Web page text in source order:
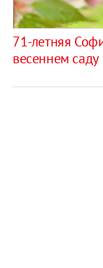
71-летняя
весеннем саду